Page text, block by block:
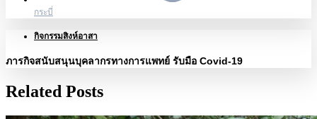
กระบี่
กิจกรรมสิงห์อาสา
ภารกิจสนับสนุนบุคลากรทางการแพทย์ รับมือ Covid-19
Related Posts